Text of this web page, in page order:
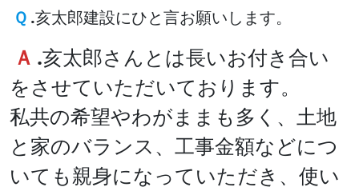
Ｑ .亥太郎建設にひと言お願いします。
Ａ .亥太郎さんとは長いお付き合い
をさせていただいております。
私共の希望やわがままも多く、土地
と家のバランス、工事金額などにつ
いても親身になっていただき、使い